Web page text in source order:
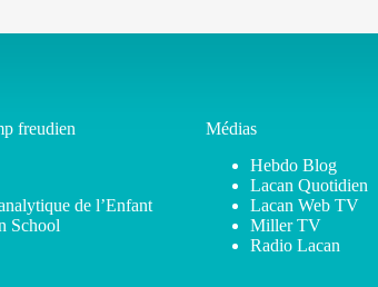
freudien
de l’Enfant
School
Médias
Hebdo Blog
Lacan Quotidien
Lacan Web TV
Miller TV
Radio Lacan